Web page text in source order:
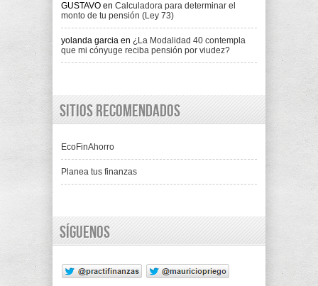
GUSTAVO en Calculadora para determinar el
monto de tu pensión (Ley 73)
yolanda garcia en ¿La Modalidad 40 contempla
que mi cónyuge reciba pensión por viudez?
Sitios recomendados
EcoFinAhorro
Planea tus finanzas
Síguenos